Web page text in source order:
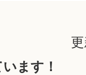
ます！